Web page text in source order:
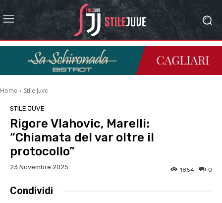
Home Stile Juve
STILE JUVE
Rigore Vlahovic, Marelli:
“Chiamata del var oltre il
protocollo”
23 Novembre 2025 0
1854
Condividi